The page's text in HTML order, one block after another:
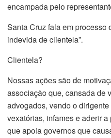
encampada pelo
Santa Cruz fala em processo
indevida de clientela”.
Clientela?
Nossas ações são de
associação que, cansada de
advogados, vendo o
vexatórias, infames e aderir
que apoia governos que